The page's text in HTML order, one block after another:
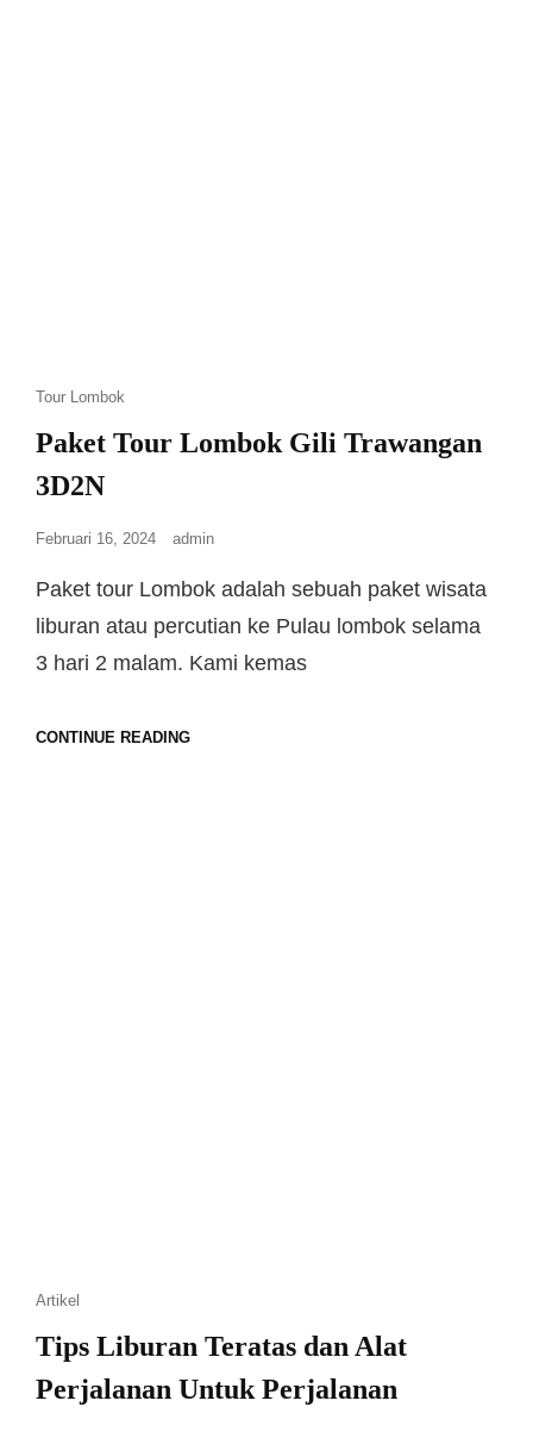
Tour Lombok
Paket Tour Lombok Gili Trawangan
3D2N
Februari 16, 2024 admin
Paket tour Lombok adalah sebuah paket wisata
liburan atau percutian ke Pulau lombok selama
3 hari 2 malam. Kami kemas
CONTINUE READING
Artikel
Tips Liburan Teratas dan Alat
Perjalanan Untuk Perjalanan